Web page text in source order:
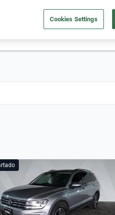
Cuida tu auto Nosotros
Cookies Settings